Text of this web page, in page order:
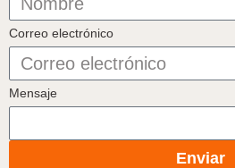
Correo electrónico
Mensaje
Enviar